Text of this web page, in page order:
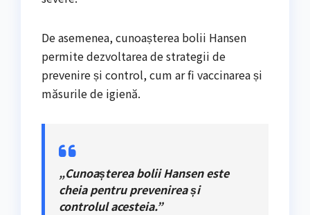
De asemenea, cunoașterea bolii Hansen
permite dezvoltarea de strategii de
prevenire și control, cum ar fi vaccinarea și
măsurile de igienă.
„Cunoașterea bolii Hansen este
cheia pentru prevenirea și
controlul acesteia.”